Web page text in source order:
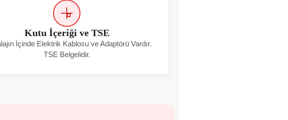
Kutu İçeriği ve TSE
İçinde Elektrik Kablosu ve Adaptörü Vardır.
TSE Belgelidir.